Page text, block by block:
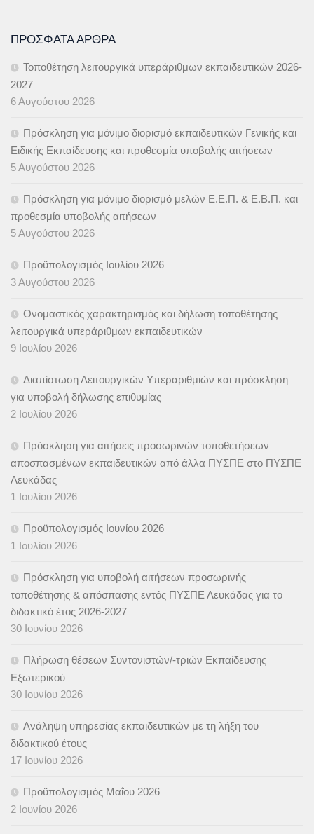
ΠΡΌΣΦΑΤΑ ΆΡΘΡΑ
Τοποθέτηση λειτουργικά υπεράριθμων εκπαιδευτικών 2026-
2027
6 Αυγούστου 2026
Πρόσκληση για μόνιμο διορισμό εκπαιδευτικών Γενικής και
Ειδικής Εκπαίδευσης και προθεσμία υποβολής αιτήσεων
5 Αυγούστου 2026
Πρόσκληση για μόνιμο διορισμό μελών Ε.Ε.Π. & Ε.Β.Π. και
προθεσμία υποβολής αιτήσεων
5 Αυγούστου 2026
Προϋπολογισμός Ιουλίου 2026
3 Αυγούστου 2026
Ονομαστικός χαρακτηρισμός και δήλωση τοποθέτησης
λειτουργικά υπεράριθμων εκπαιδευτικών
9 Ιουλίου 2026
Διαπίστωση Λειτουργικών Υπεραριθμιών και πρόσκληση
για υποβολή δήλωσης επιθυμίας
2 Ιουλίου 2026
Πρόσκληση για αιτήσεις προσωρινών τοποθετήσεων
αποσπασμένων εκπαιδευτικών από άλλα ΠΥΣΠΕ στο ΠΥΣΠΕ
Λευκάδας
1 Ιουλίου 2026
Προϋπολογισμός Ιουνίου 2026
1 Ιουλίου 2026
Πρόσκληση για υποβολή αιτήσεων προσωρινής
τοποθέτησης & απόσπασης εντός ΠΥΣΠΕ Λευκάδας για το
διδακτικό έτος 2026-2027
30 Ιουνίου 2026
Πλήρωση θέσεων Συντονιστών/-τριών Εκπαίδευσης
Εξωτερικού
30 Ιουνίου 2026
Ανάληψη υπηρεσίας εκπαιδευτικών με τη λήξη του
διδακτικού έτους
17 Ιουνίου 2026
Προϋπολογισμός Μαΐου 2026
2 Ιουνίου 2026